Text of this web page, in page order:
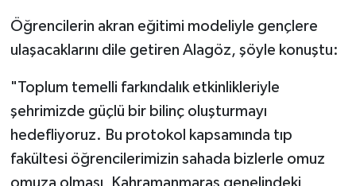
Öğrencilerin akran eğitimi modeliyle gençlere
ulaşacaklarını dile getiren Alagöz, şöyle konuştu:
"Toplum temelli farkındalık etkinlikleriyle
şehrimizde güçlü bir bilinç oluşturmayı
hedefliyoruz. Bu protokol kapsamında tıp
fakültesi öğrencilerimizin sahada bizlerle omuz